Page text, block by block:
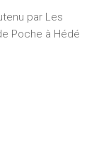
par Les
Poche à Hédé